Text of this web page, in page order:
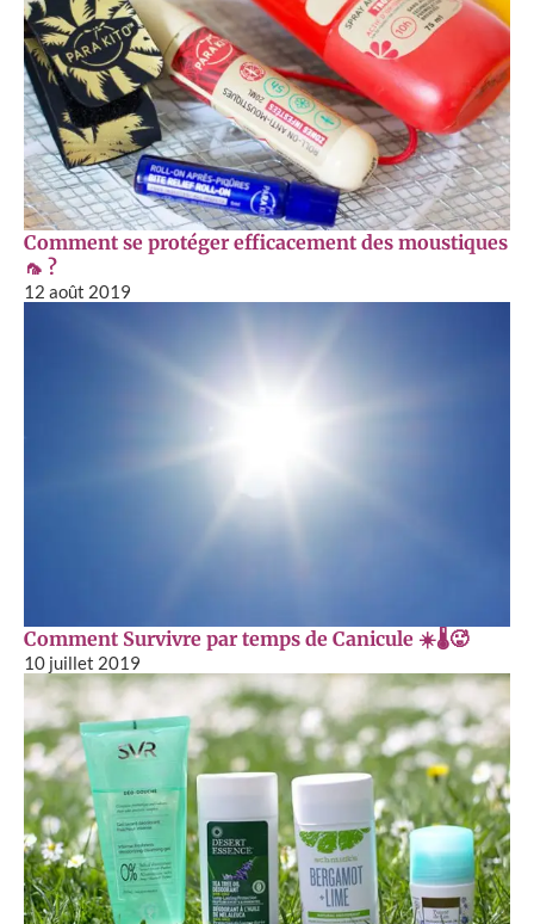
Comment se protéger efficacement des moustiques
🦟 ?
12 août 2019
Comment Survivre par temps de Canicule ☀️🌡🥵
10 juillet 2019